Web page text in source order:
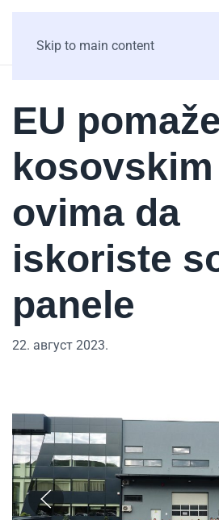
Skip to main content
EU pomaže
kosovskim
ovima da
iskoriste
panele
22. август 2023.